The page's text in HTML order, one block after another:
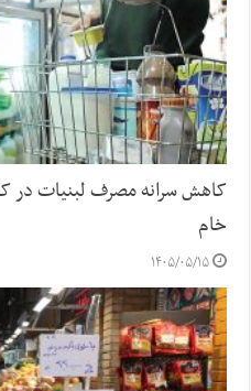
کاهش سرانه مصرف لبنیات در
خام
۱۴۰۵/۰۵/۱۵